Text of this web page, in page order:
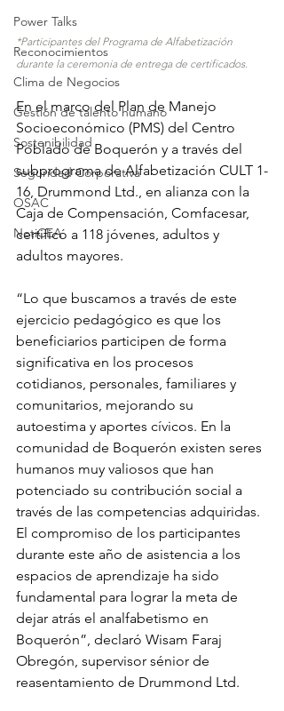
Power Talks
Reconocimientos
Clima de Negocios
Gestión de talento humano
Sostenibilidad
Seguridad Corporativa
OSAC
NotiCEA
*Participantes del Programa de Alfabetización
durante la ceremonia de entrega de certificados.
En el marco del Plan de Manejo
Socioeconómico (PMS) del Centro
Poblado de Boquerón y a través del
subprograma de Alfabetización CULT 1-
16, Drummond Ltd., en alianza con la
Caja de Compensación, Comfacesar,
certificó a 118 jóvenes, adultos y
adultos mayores.
“Lo que buscamos a través de este
ejercicio pedagógico es que los
beneficiarios participen de forma
significativa en los procesos
cotidianos, personales, familiares y
comunitarios, mejorando su
autoestima y aportes cívicos. En la
comunidad de Boquerón existen seres
humanos muy valiosos que han
potenciado su contribución social a
través de las competencias adquiridas.
El compromiso de los participantes
durante este año de asistencia a los
espacios de aprendizaje ha sido
fundamental para lograr la meta de
dejar atrás el analfabetismo en
Boquerón”, declaró Wisam Faraj
Obregón, supervisor sénior de
reasentamiento de Drummond Ltd.